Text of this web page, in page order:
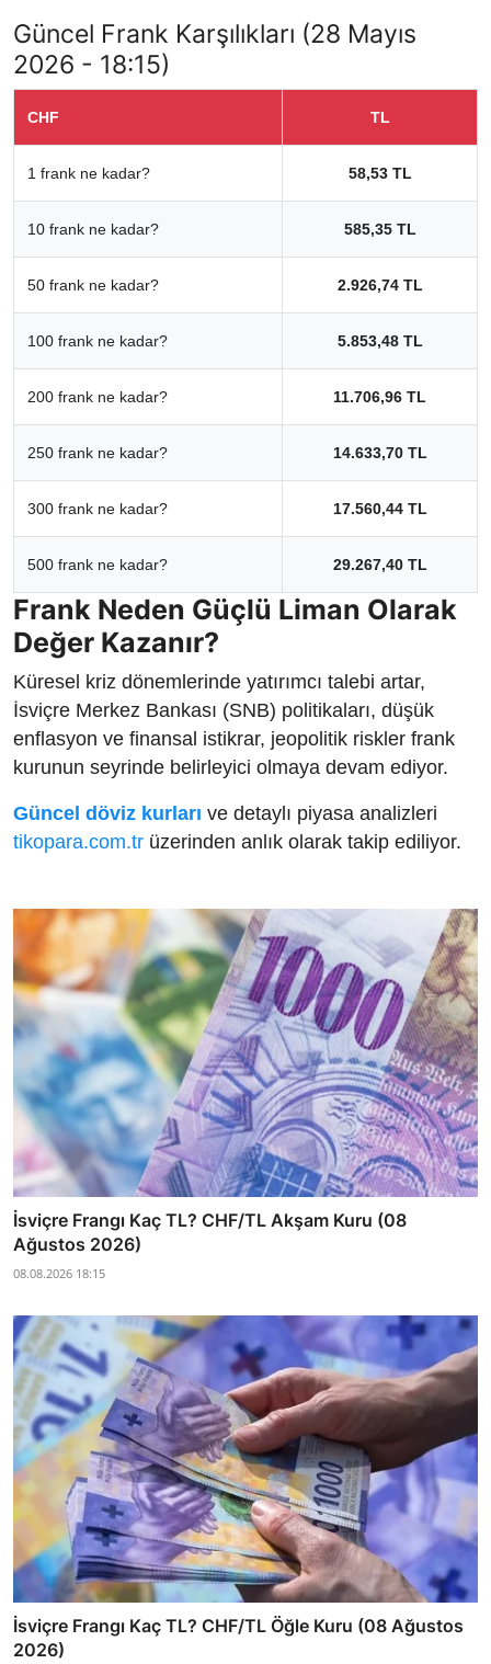
Güncel Frank Karşılıkları (28 Mayıs
2026 - 18:15)
CHF TL
1 frank ne kadar? 58,53 TL
10 frank ne kadar? 585,35 TL
50 frank ne kadar? 2.926,74 TL
100 frank ne kadar? 5.853,48 TL
200 frank ne kadar? 11.706,96 TL
250 frank ne kadar? 14.633,70 TL
300 frank ne kadar? 17.560,44 TL
500 frank ne kadar? 29.267,40 TL
Frank Neden Güçlü Liman Olarak
Değer Kazanır?
Küresel kriz dönemlerinde yatırımcı talebi artar,
İsviçre Merkez Bankası (SNB) politikaları, düşük
enflasyon ve finansal istikrar, jeopolitik riskler frank
kurunun seyrinde belirleyici olmaya devam ediyor.
Güncel döviz kurları ve detaylı piyasa analizleri
tikopara.com.tr üzerinden anlık olarak takip ediliyor.
İsviçre Frangı Kaç TL? CHF/TL Akşam Kuru (08
Ağustos 2026)
08.08.2026 18:15
İsviçre Frangı Kaç TL? CHF/TL Öğle Kuru (08 Ağustos
2026)